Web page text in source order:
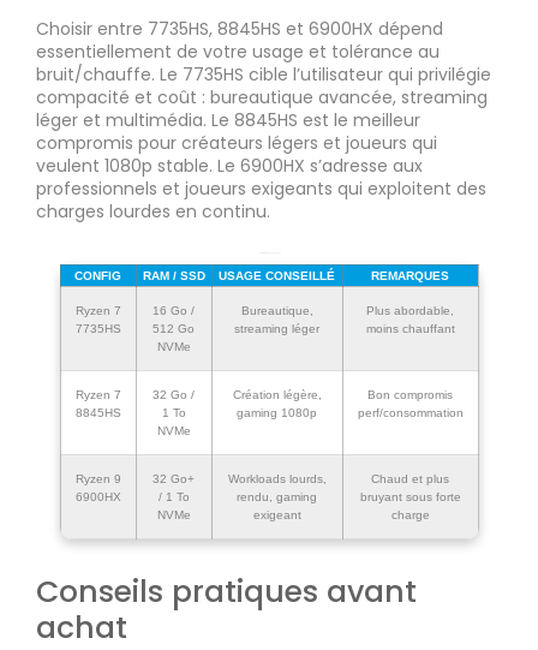
Choisir entre 7735HS, 8845HS et 6900HX dépend
essentiellement de votre usage et tolérance au
bruit/chauffe. Le 7735HS cible l’utilisateur qui privilégie
compacité et coût : bureautique avancée, streaming
léger et multimédia. Le 8845HS est le meilleur
compromis pour créateurs légers et joueurs qui
veulent 1080p stable. Le 6900HX s’adresse aux
professionnels et joueurs exigeants qui exploitent des
charges lourdes en continu.
CONFIG RAM / SSD USAGE CONSEILLÉ REMARQUES
Ryzen 7
7735HS
16 Go /
512 Go
NVMe
Bureautique,
streaming léger
Plus abordable,
moins chauffant
Ryzen 7
8845HS
32 Go /
1 To
NVMe
Création légère,
gaming 1080p
Bon compromis
perf/consommation
Ryzen 9
6900HX
32 Go+
/ 1 To
NVMe
Workloads lourds,
rendu, gaming
exigeant
Chaud et plus
bruyant sous forte
charge
Conseils pratiques avant
achat